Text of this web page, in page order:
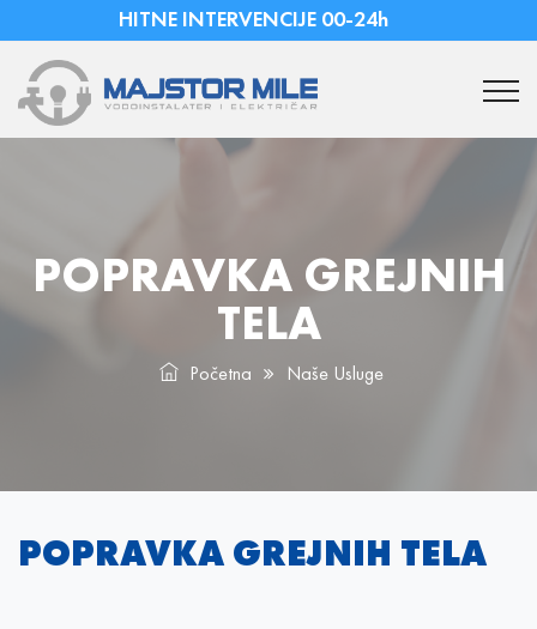
HITNE INTERVENCIJE 00-24h
POPRAVKA GREJNIH
TELA
Početna Naše Usluge
POPRAVKA GREJNIH TELA